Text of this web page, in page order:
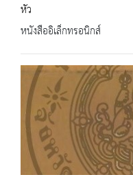
หัว
หนังสืออิเล็กทรอนิกส์